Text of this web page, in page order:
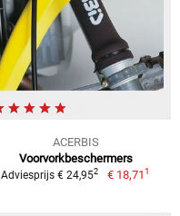
ACERBIS
Voorvorkbeschermers
Adviesprijs € 24,952 € 18,711